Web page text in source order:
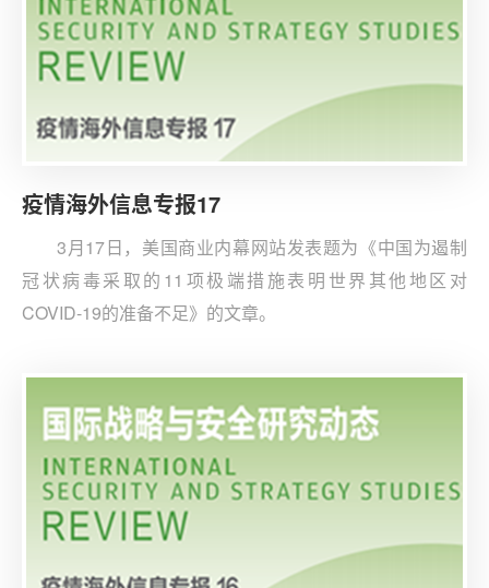
疫情海外信息专报17
3月17日，美国商业内幕网站发表题为《中国为遏制
冠状病毒采取的11项极端措施表明世界其他地区对
COVID-19的准备不足》的文章。